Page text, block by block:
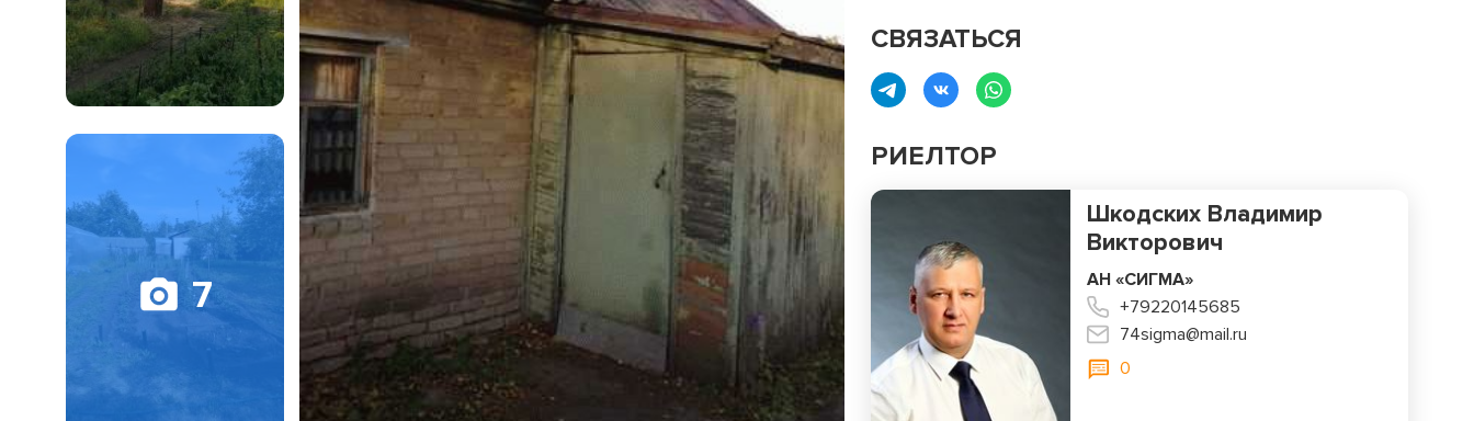
7
СВЯЗАТЬСЯ
РИЕЛТОР
Шкодских Владимир
Викторович
АН «СИГМА»
+79220145685
74sigma@mail.ru
0